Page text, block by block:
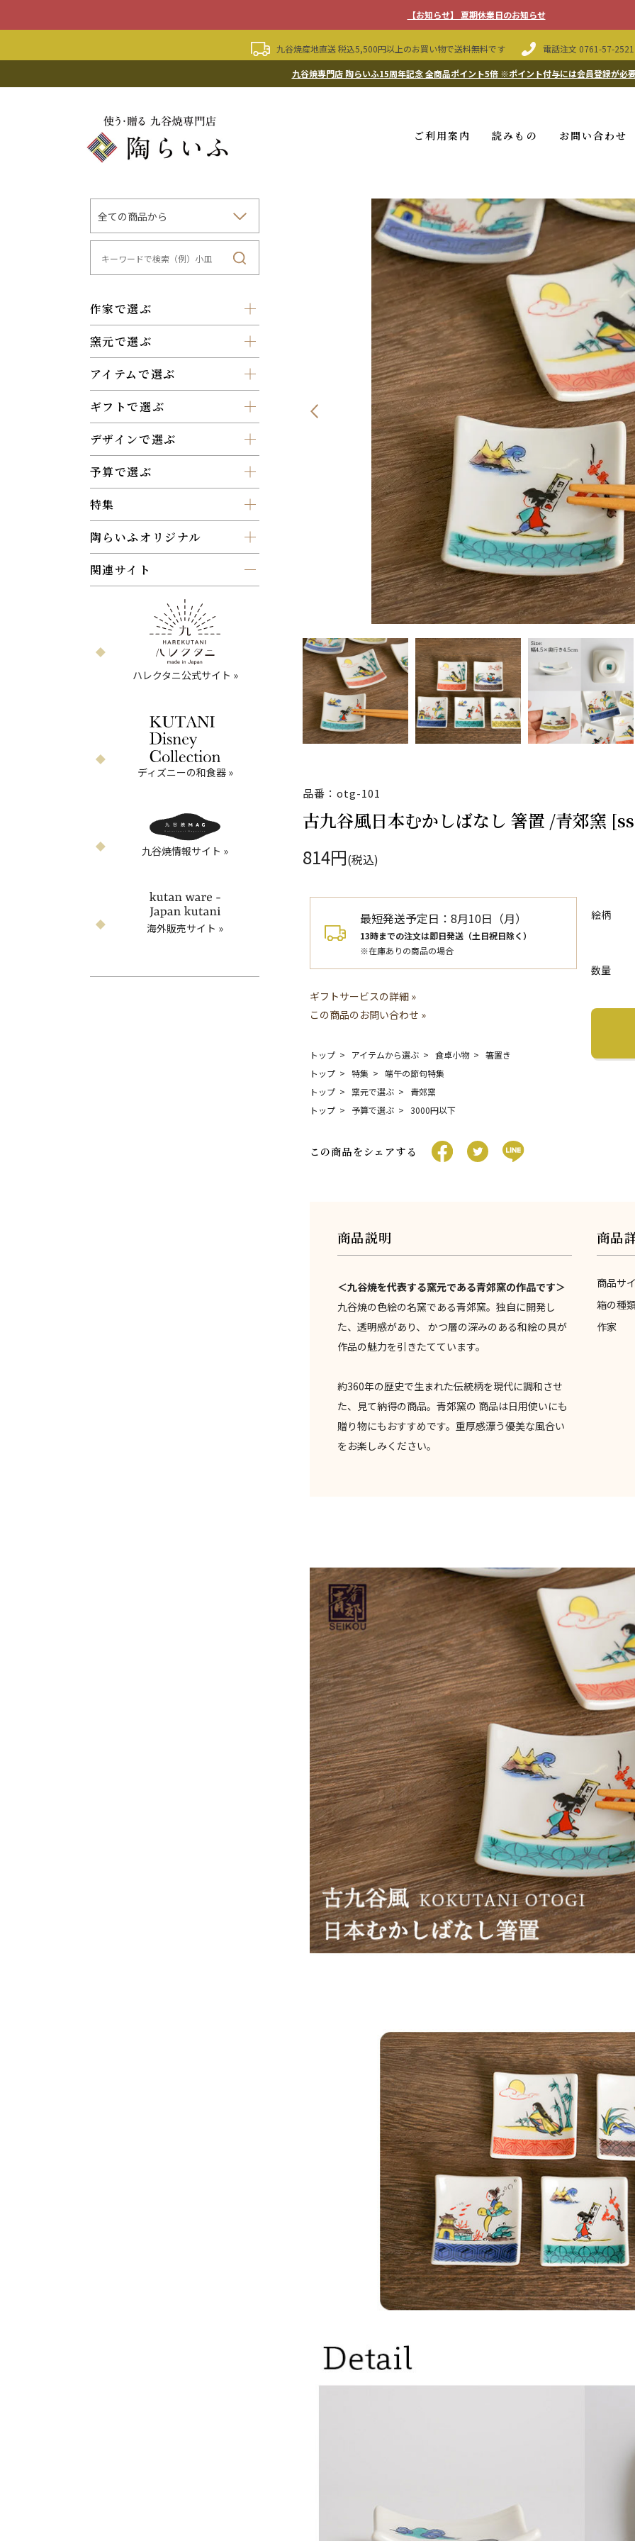
【お知らせ】 夏期休業日のお知らせ
九谷焼産地直送 税込5,500円以上のお買い物で送料無料です 電話注文 0761-57-2521
九谷焼専門店 陶らいふ15周年記念 全商品ポイント5倍※ポイント付与には会員登録が必
ご利用案内 読みもの お問い合わせ
作家で選ぶ
窯元で選ぶ
アイテムで選ぶ
ギフトで選ぶ
デザインで選ぶ
予算で選ぶ
特集
陶らいふオリジナル
関連サイト
ハレクタニ公式サイト »
ディズニーの和食器 »
九谷焼情報サイト »
海外販売サイト »
品番：otg-101
古九谷風日本むかしばなし 箸置 /青郊窯
814円(税込)
絵柄
数量
最短発送予定日： 8月10日（月）
13時までの注文は即日発送（土日祝日除く）
※在庫ありの商品の場合
ギフトサービスの詳細 »
この商品のお問い合わせ »
トップ アイテムから選ぶ 食卓小物
箸置き
トップ
特集
端午の節句特集
トップ
窯元で選ぶ
青郊窯
トップ
予算で選ぶ 3000円以下
この商品をシェアする
商品説明
＜九谷焼を代表する窯元である青郊窯の作品です＞
九谷焼の色絵の名窯である青郊窯。独自に開発し
た、透明感があり、 かつ層の深みのある和絵の具が
作品の魅力を引きたてています。
約360年の歴史で生まれた伝統柄を現代に調和させ
た、見て納得の商品。青郊窯の 商品は日用使いにも
贈り物にもおすすめです。重厚感漂う優美な風合い
をお楽しみください。
商品
商品サ
箱の種
作家